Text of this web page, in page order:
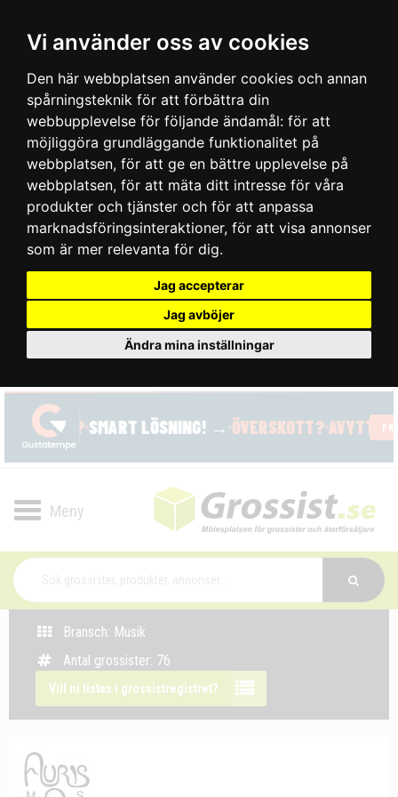
Vi använder oss av cookies
Den här webbplatsen använder cookies och annan
spårningsteknik för att förbättra din
webbupplevelse för följande ändamål: för att
möjliggöra grundläggande funktionalitet på
webbplatsen, för att ge en bättre upplevelse på
webbplatsen, för att mäta ditt intresse för våra
produkter och tjänster och för att anpassa
marknadsföringsinteraktioner, för att visa annonser
som är mer relevanta för dig.
Jag accepterar
Jag avböjer
Ändra mina inställningar
Toggle
Bransch: Musik
Antal grossister: 76
Vill ni listas i grossistregistret?